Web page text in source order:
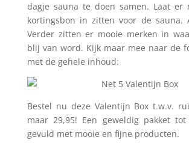
dagje sauna te doen samen. Laat er
kortingsbon in zitten voor de sauna.
Verder zitten er mooie merken in
blij van word. Kijk maar mee naar de
met de gehele inhoud:
Bestel nu deze Valentijn Box t.w.v.
maar 29,95! Een geweldig pakket
gevuld met mooie en fijne producten.